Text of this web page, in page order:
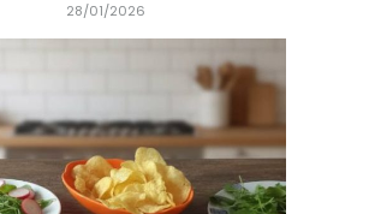
A NUESTRA AVENTURA GASTRON
28/01/2026